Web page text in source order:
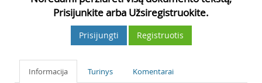
Prisijunkite arba Užsiregistruokite.
Prisijungti Registruotis
Informacija Turinys Komentarai